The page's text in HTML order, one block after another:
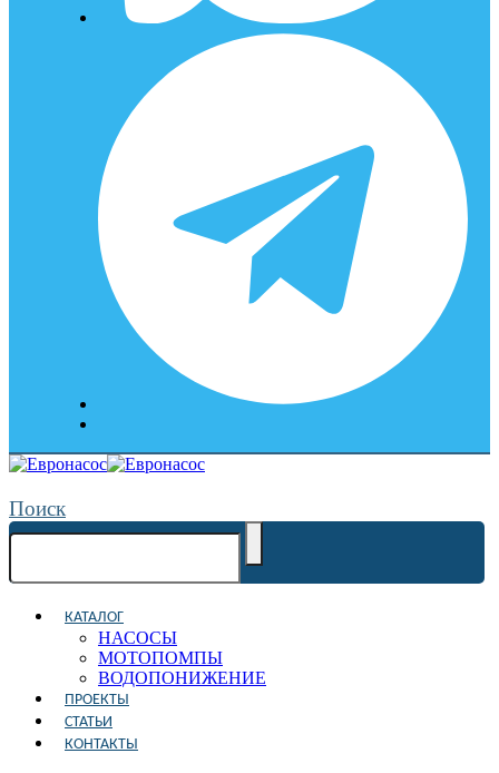
Поиск
КАТАЛОГ
НАСОСЫ
МОТОПОМПЫ
ВОДОПОНИЖЕНИЕ
ПРОЕКТЫ
СТАТЬИ
КОНТАКТЫ